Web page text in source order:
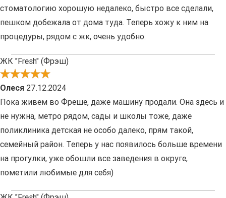
стоматологию хорошую недалеко, быстро все сделали,
пешком добежала от дома туда. Теперь хожу к ним на
процедуры, рядом с жк, очень удобно.
ЖК "Fresh" (Фрэш)
Олеся 27.12.2024
Пока живем во Фреше, даже машину продали. Она здесь и
не нужна, метро рядом, сады и школы тоже, даже
поликлиника детская не особо далеко, прям такой,
семейный район. Теперь у нас появилось больше времени
на прогулки, уже обошли все заведения в округе,
пометили любимые для себя)